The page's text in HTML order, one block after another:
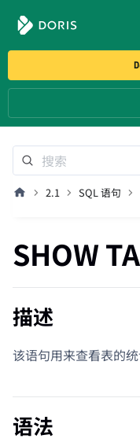
2.1 SQL 语句
SHOW
描述
该语句用来查看表的统
语法